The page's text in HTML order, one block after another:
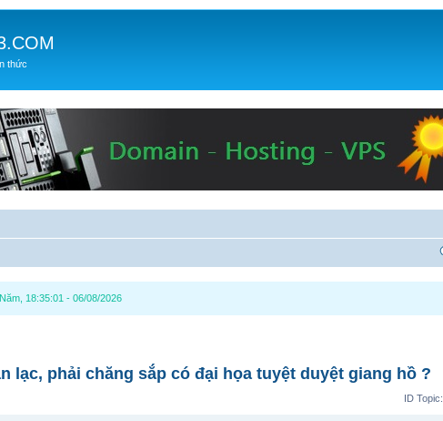
thức
18:35:01 - 06/08/2026
lạc, phải chăng sắp có đại họa tuyệt duyệt giang hồ ?
ID Topic: